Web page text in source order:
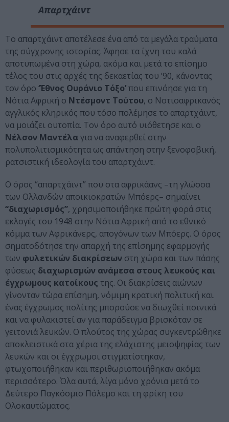
Απαρτχάιντ
To απαρτχάιντ αποτέλεσε ένα από τα μεγάλα τραύματα
της σύγχρονης ιστορίας. Άφησε τα ίχνη του καλά
αποτυπωμένα στη χώρα, ακόμα και μετά το επίσημο
τέλος του στις αρχές της δεκαετίας του ’90, κάνοντας
τον όρο ‘Έθνος Ουράνιο Τόξο’που επινόησε για τη
Νότια Αφρική ο Ντέσμοντ Τούτου, ο Νοτιοαφρικανός
αγγλικός κληρικός που τόσο πολέμησε το απαρτχάιντ,
να μοιάζει ουτοπία. Τον όρο αυτό υιόθετησε και ο
Νέλσον Μαντέλαγια να αναφερθεί στην
πολυπολιτισμικότητα ως απάντηση στην ξενοφοβική,
ρατσιστική ιδεολογία του απαρτχάιντ.
Ο όρος “απαρτχάιντ” που στα αφρικάανς –τη γλώσσα
των Ολλανδών αποικιοκρατών Μπόερς– σημαίνει
“διαχωρισμός”, χρησιμοποιήθηκε πρώτη φορά στις
εκλογές του 1948 στην Νότια Αφρική από το εθνικό
κόμμα των Αφρικάνερς, απογόνων των Μπόερς. Ο όρος
σηματοδότησε την απαρχή της επίσημης εφαρμογής
των φυλετικών διακρίσεων στη χώρα και των πάσης
φύσεως διαχωρισμών ανάμεσα στους λευκούς και
έγχρωμους κατοίκους της. Οι διακρίσεις αιώνων
γίνονταν τώρα επίσημη, νόμιμη κρατική πολιτική και
ένας έγχρωμος πολίτης μπορούσε να διωχθεί ποινικά
και να φυλακιστεί αν για παράδειγμα βρισκόταν σε
γειτονιά λευκών. Ο πλούτος της χώρας συγκεντρώθηκε
αποκλειστικά στα χέρια της ελάχιστης μειοψηφίας των
λευκών και οι έγχρωμοι στιγματίστηκαν,
φτωχοποιήθηκαν και περιθωριοποιήθηκαν ακόμα
περισσότερο. Όλα αυτά, λίγα μόνο χρόνια μετά το
Δεύτερο Παγκόσμιο Πόλεμο και τη φρίκη του
Ολοκαυτώματος.